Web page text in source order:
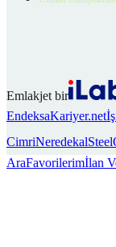
Emlakjet bir
EndeksaKariyer.net
CimriNeredekal
AraFavorilerimİlan